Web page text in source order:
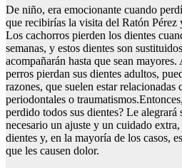
De niño, era emocionante cuando
que recibirías la visita del Ratón Pérez
Los cachorros pierden los dientes
semanas, y estos dientes son
acompañarán hasta que sean
perros pierdan sus dientes adultos,
razones, que suelen estar relacionadas
periodontales o
perdido todos sus dientes? Le alegrará
necesario un ajuste y un cuidado
dientes y, en la mayoría de los casos,
que les causen dolor.